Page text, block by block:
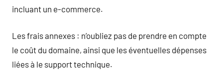
incluant un e-commerce.
Les frais annexes : n’oubliez pas de prendre en compte
le coût du domaine, ainsi que les éventuelles dépenses
liées à le support technique.